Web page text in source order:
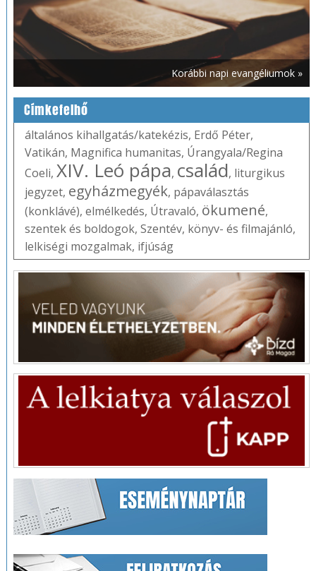
Korábbi napi evangéliumok »
Címkefelhő
általános kihallgatás/katekézis, Erdő Péter,
Vatikán, Magnifica humanitas, Úrangyala/Regina
Coeli, XIV. Leó pápa, család, liturgikus
jegyzet, egyházmegyék, pápaválasztás
(konklávé), elmélkedés, Útravaló, ökumené,
szentek és boldogok, Szentév, könyv- és filmajánló,
lelkiségi mozgalmak, ifjúság